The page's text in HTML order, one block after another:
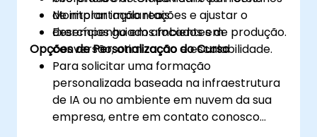
Monitorar implantações e ajustar o
desempenho em ambientes de produção.
de implantação reais.
Exercícios guiados focados em
conversão, otimização e escalabilidade.
Opções de Personalização do Curso
Para solicitar uma formação
personalizada baseada na infraestrutura
de IA ou no ambiente em nuvem da sua
empresa, entre em contato conosco